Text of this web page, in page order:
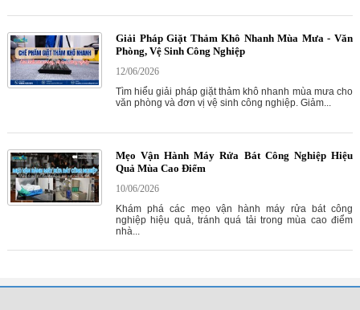
Giải Pháp Giặt Thảm Khô Nhanh Mùa Mưa - Văn
Phòng, Vệ Sinh Công Nghiệp
12/06/2026
Tìm hiểu giải pháp giặt thảm khô nhanh mùa mưa cho
văn phòng và đơn vị vệ sinh công nghiệp. Giảm...
Mẹo Vận Hành Máy Rửa Bát Công Nghiệp Hiệu
Quả Mùa Cao Điểm
10/06/2026
Khám phá các mẹo vận hành máy rửa bát công
nghiệp hiệu quả, tránh quá tải trong mùa cao điểm
nhà...